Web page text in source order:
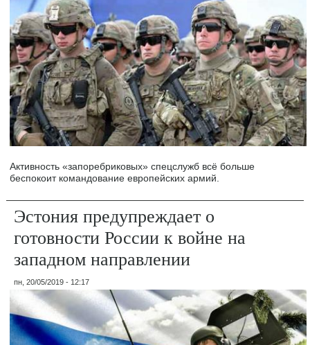
Активность «запоребриковых» спецслужб всё больше
беспокоит командование европейских армий.
Эстония предупреждает о
готовности России к войне на
западном направлении
пн, 20/05/2019 - 12:17